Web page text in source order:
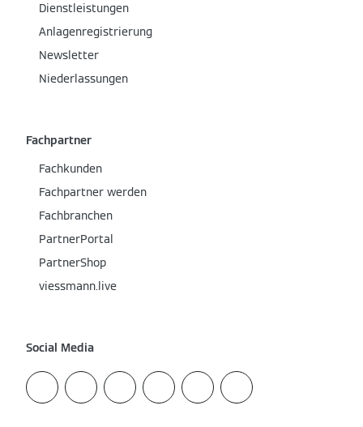
Dienstleistungen
Anlagenregistrierung
Newsletter
Niederlassungen
Fachpartner
Fachkunden
Fachpartner werden
Fachbranchen
PartnerPortal
PartnerShop
viessmann.live
Social Media